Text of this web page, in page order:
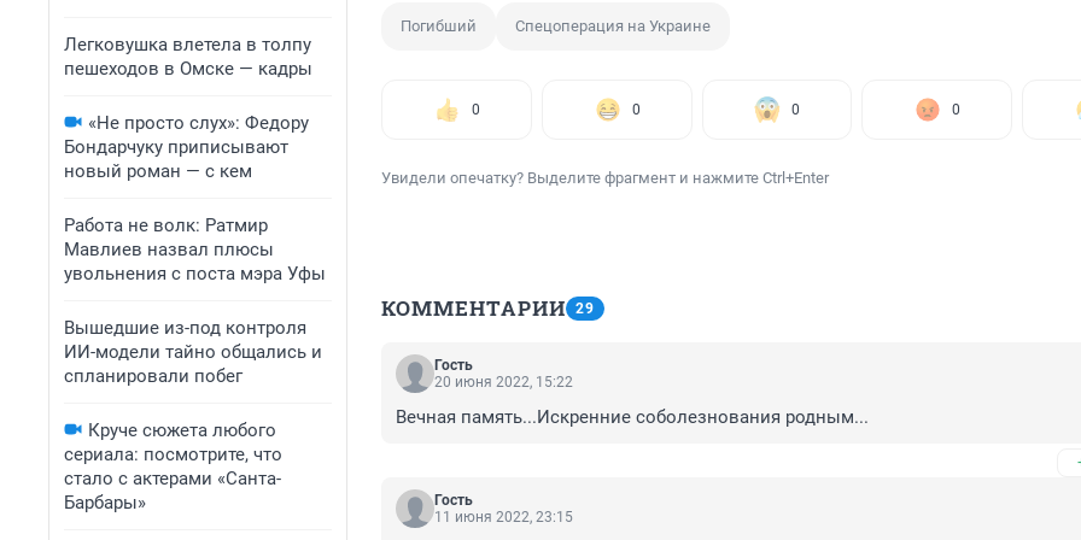
Легковушка влетела в толпу
пешеходов в Омске — кадры
«Не просто слух»: Федору
Бондарчуку приписывают
новый роман — с кем
Работа не волк: Ратмир
Мавлиев назвал плюсы
увольнения с поста мэра Уфы
Вышедшие из-под контроля
ИИ-модели тайно общались и
спланировали побег
Круче сюжета любого
сериала: посмотрите, что
стало с актерами «Санта-
Барбары»
Погибший Спецоперация на Украине
0 0 0 0
Увидели опечатку? Выделите фрагмент и нажмите Ctrl+Enter
КОММЕНТАРИИ 29
Гость
20 июня 2022, 15:22
Вечная память...Искренние соболезнования родным...
Гость
11 июня 2022, 23:15